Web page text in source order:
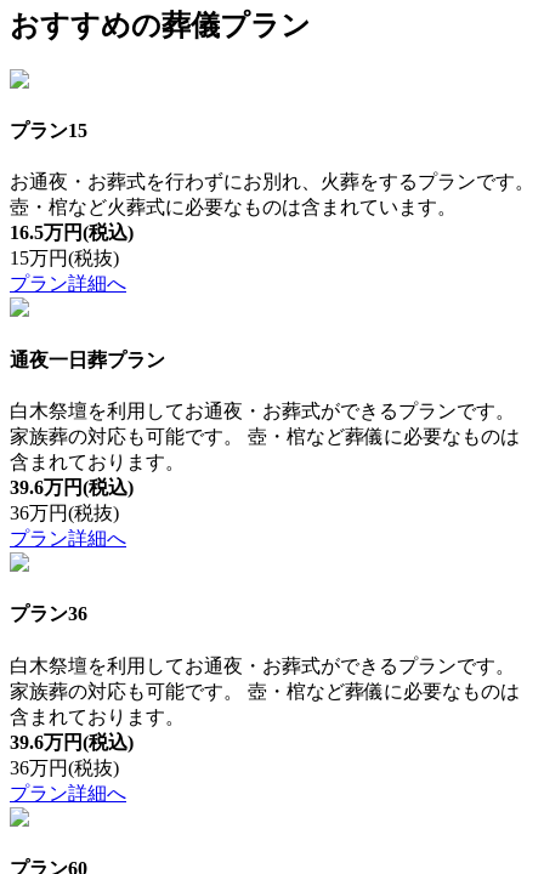
おすすめの葬儀プラン
プラン15
お通夜・お葬式を行わずにお別れ、火葬をするプランです。
壺・棺など火葬式に必要なものは含まれています。
16.5万円(税込)
15万円(税抜)
プラン詳細へ
通夜一日葬プラン
白木祭壇を利用してお通夜・お葬式ができるプランです。
家族葬の対応も可能です。 壺・棺など葬儀に必要なものは
含まれております。
39.6万円(税込)
36万円(税抜)
プラン詳細へ
プラン36
白木祭壇を利用してお通夜・お葬式ができるプランです。
家族葬の対応も可能です。 壺・棺など葬儀に必要なものは
含まれております。
39.6万円(税込)
36万円(税抜)
プラン詳細へ
プラン60